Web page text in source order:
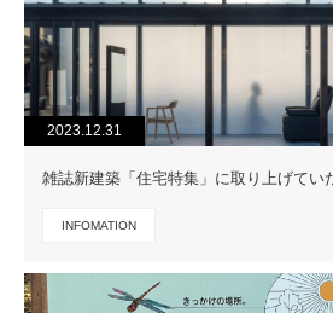
2023.12.31
雑誌新建築「住宅特集」に取り上げてい
INFOMATION